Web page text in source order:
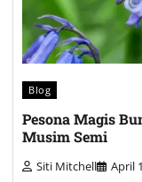
Blog
Pesona Magis
Musim Semi
Siti Mitchell April